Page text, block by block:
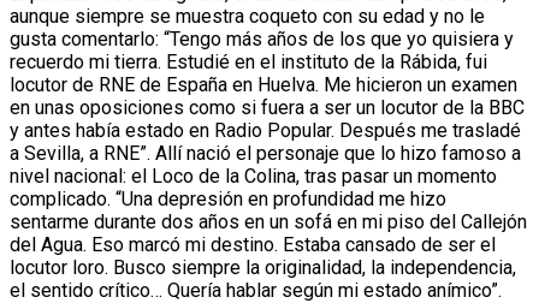
aunque siempre se muestra coqueto con su edad y no le
gusta comentarlo: “Tengo más años de los que yo quisiera y
recuerdo mi tierra. Estudié en el instituto de la Rábida, fui
locutor de RNE de España en Huelva. Me hicieron un examen
en unas oposiciones como si fuera a ser un locutor de la BBC
y antes había estado en Radio Popular. Después me trasladé
a Sevilla, a RNE”. Allí nació el personaje que lo hizo famoso a
nivel nacional: el Loco de la Colina, tras pasar un momento
complicado. “Una depresión en profundidad me hizo
sentarme durante dos años en un sofá en mi piso del Callejón
del Agua. Eso marcó mi destino. Estaba cansado de ser el
locutor loro. Busco siempre la originalidad, la independencia,
el sentido crítico… Quería hablar según mi estado anímico”.